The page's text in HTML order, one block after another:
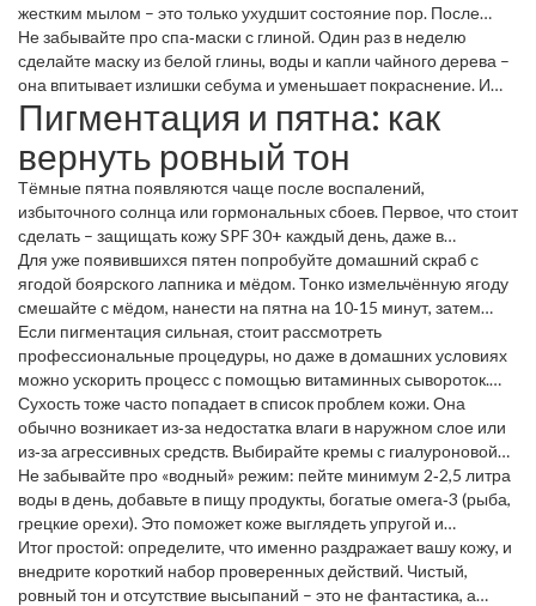
жестким мылом – это только ухудшит состояние пор. После
умывания нанесите лёгкий гель‑крем с салициловой кислотой:
он убирает лишний жир и успокаивает воспаления.
Не забывайте про спа‑маски с глиной. Один раз в неделю
сделайте маску из белой глины, воды и капли чайного дерева –
она впитывает излишки себума и уменьшает покраснение. И
помните, что перебор с чисткой может разрушить барьер кожи,
так что умеренность – ваш главный союзник.
Пигментация и пятна: как
вернуть ровный тон
Тёмные пятна появляются чаще после воспалений,
избыточного солнца или гормональных сбоев. Первое, что стоит
сделать – защищать кожу SPF 30+ каждый день, даже в
облачную погоду. Защита от УФ‑лучей замедлит образование
новых пятен.
Для уже появившихся пятен попробуйте домашний скраб с
ягодой боярского лапника и мёдом. Тонко измельчённую ягоду
смешайте с мёдом, нанести на пятна на 10‑15 минут, затем
смыть. Ягода содержит природные осветляющие вещества, а
мёд успокаивает кожу.
Если пигментация сильная, стоит рассмотреть
профессиональные процедуры, но даже в домашних условиях
можно ускорить процесс с помощью витаминных сывороток.
Сыворотка с витамином C стабилизирует пигменты и делает
кожу светлее.
Сухость тоже часто попадает в список проблем кожи. Она
обычно возникает из‑за недостатка влаги в наружном слое или
из‑за агрессивных средств. Выбирайте кремы с гиалуроновой
кислотой и керамидами – они удерживают влагу внутри и
восстанавливают барьер.
Не забывайте про «водный» режим: пейте минимум 2‑2,5 литра
воды в день, добавьте в пищу продукты, богатые омега‑3 (рыба,
грецкие орехи). Это поможет коже выглядеть упругой и
здоровой изнутри.
Итог простой: определите, что именно раздражает вашу кожу, и
внедрите короткий набор проверенных действий. Чистый,
ровный тон и отсутствие высыпаний – это не фантастика, а